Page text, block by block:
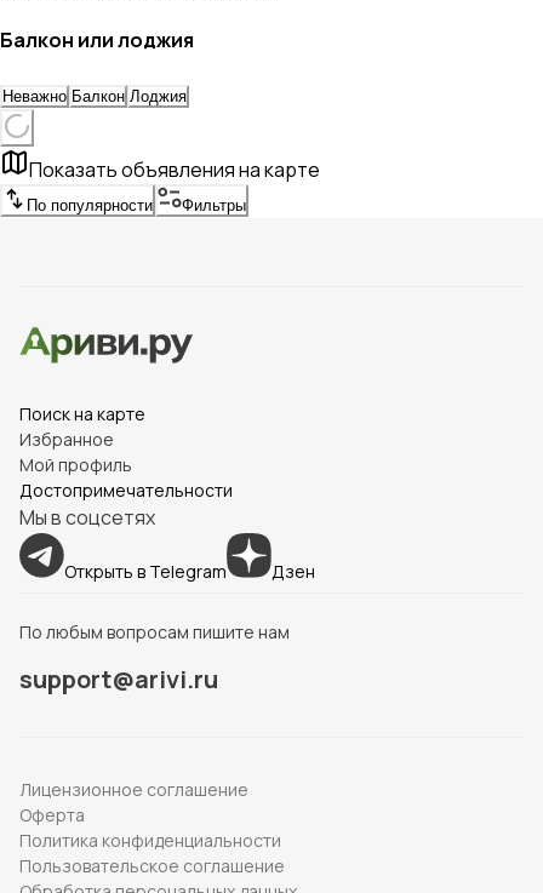
Балкон или лоджия
Неважно Балкон Лоджия
Показать объявления на карте
По популярности Фильтры
Поиск на карте
Избранное
Мой профиль
Достопримечательности
Мы в соцсетях
Открыть в Telegram Дзен
По любым вопросам пишите нам
support@arivi.ru
Лицензионное соглашение
Оферта
Политика конфиденциальности
Пользовательское соглашение